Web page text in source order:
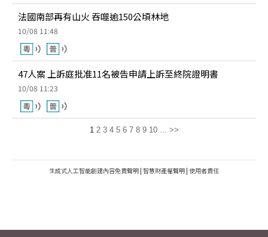
法國南部再有山火 吞噬逾150公頃林地
10/08 11:48
47人案 上訴庭批准11名被告申請上訴至終院證明書
10/08 11:23
1 2 3 4 5 6 7 8 9 10 ... >>
生成式人工智能創建內容免責聲明 | 智慧財產權聲明 | 使用者責任